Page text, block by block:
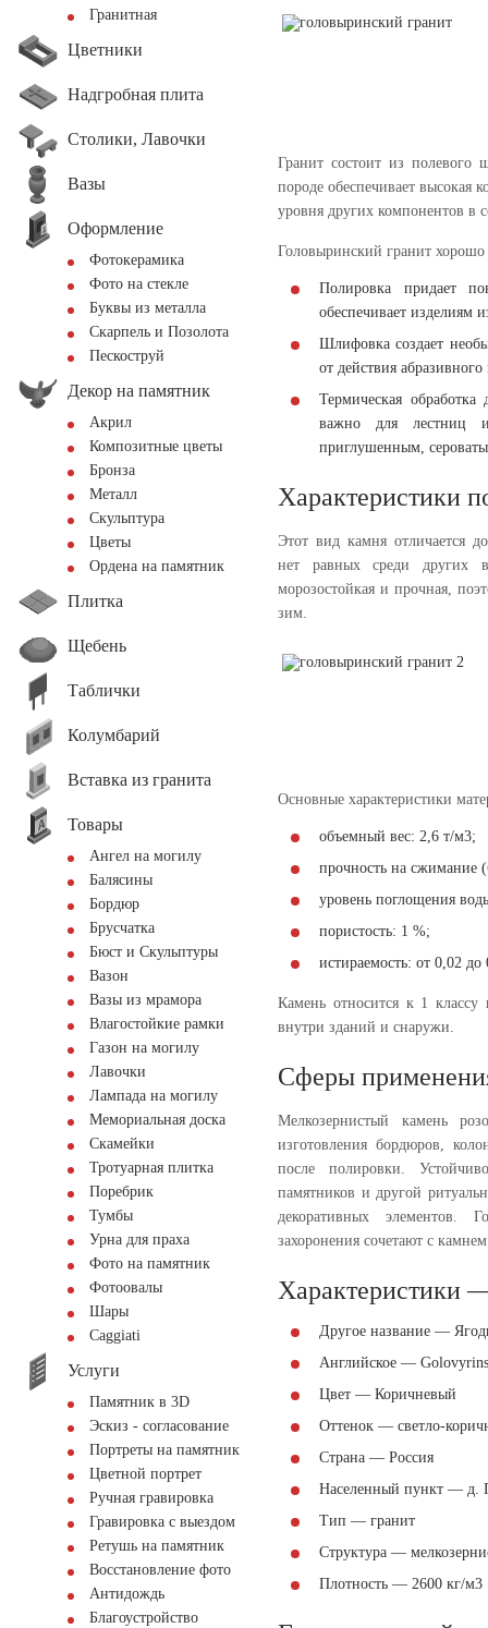
Гранитная
Цветники
Надгробная плита
Столики, Лавочки
Вазы
Оформление
Фотокерамика
Фото на стекле
Буквы из металла
Скарпель и Позолота
Пескоструй
Декор на памятник
Акрил
Композитные цветы
Бронза
Металл
Скульптура
Цветы
Ордена на памятник
Плитка
Щебень
Таблички
Колумбарий
Вставка из гранита
Товары
Ангел на могилу
Балясины
Бордюр
Брусчатка
Бюст и Скульптуры
Вазон
Вазы из мрамора
Влагостойкие рамки
Газон на могилу
Лавочки
Лампада на могилу
Мемориальная доска
Скамейки
Тротуарная плитка
Поребрик
Тумбы
Урна для праха
Фото на памятник
Фотоовалы
Шары
Сaggiati
Услуги
Памятник в 3D
Эскиз - согласование
Портреты на памятник
Цветной портрет
Ручная гравировка
Гравировка с выездом
Ретушь на памятник
Восстановление фото
Антидождь
Благоустройство
Гранит состоит из полевого
породе обеспечивает высокая
уровня других компонентов в
Головыринский гранит хорошо
Полировка придает
обеспечивает изделиям
Шлифовка создает
от действия
Термическая обработка
важно для лестниц и
приглушенным,
Характеристики
Этот вид камня отличается
нет равных среди других
морозостойкая и прочная,
зим.
Основные характеристики
объемный вес: 2,6 т/м3;
прочность на сжимание
уровень поглощения
пористость: 1 %;
истираемость: от 0,02 до
Камень относится к 1
внутри зданий и снаружи.
Сферы
Мелкозернистый камень
изготовления бордюров,
после полировки.
памятников и другой
декоративных элементов.
захоронения сочетают с
Характеристики
Другое название —
Английское —
Цвет — Коричневый
Оттенок — светло-
Страна — Россия
Населенный пункт — д.
Тип — гранит
Структура —
Плотность — 2600 кг/м3